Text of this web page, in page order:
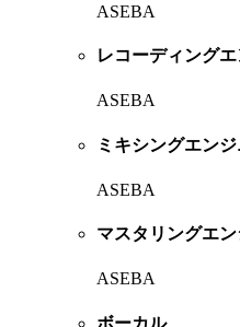
ASEBA
レコーディング
ASEBA
ミキシングエン
ASEBA
マスタリングエ
ASEBA
ボーカル